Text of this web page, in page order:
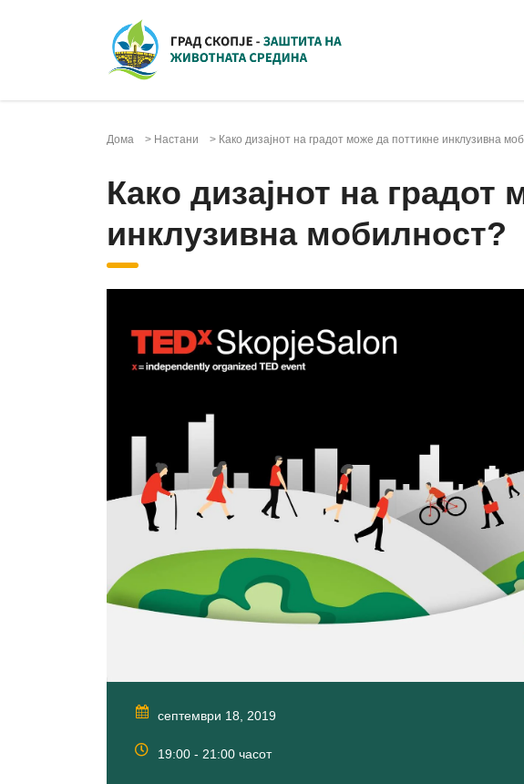
Дома > Настани > Како дизајнот на градот може да поттикне инклузивна
Како дизајнот на градот
инклузивна мобилност?
септември 18, 2019
19:00 - 21:00 часот